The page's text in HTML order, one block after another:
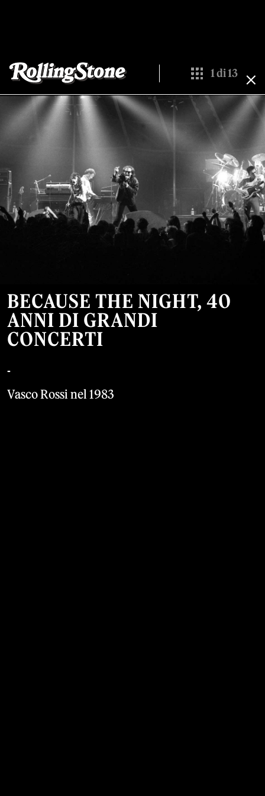
Show All
1di13
BECAUSE THE NIGHT, 40
ANNI DI GRANDI
CONCERTI
-
Vasco Rossi nel 1983